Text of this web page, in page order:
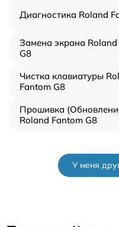
Диагностика Roland
Замена экрана
G8
Чистка клавиатуры
Fantom G8
Прошивка
Roland Fantom G8
У меня